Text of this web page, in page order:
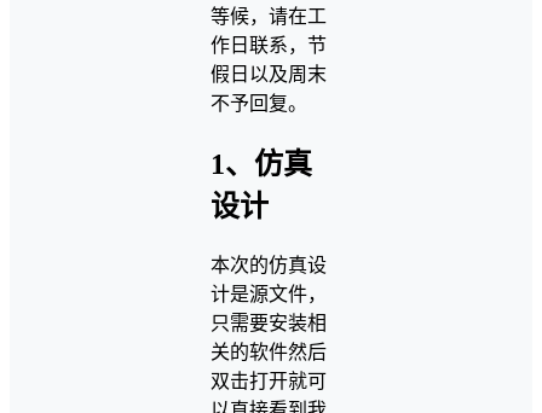
等候，请在工
作日联系，节
假日以及周末
不予回复。
1、仿真
设计
本次的仿真设
计是源文件，
只需要安装相
关的软件然后
双击打开就可